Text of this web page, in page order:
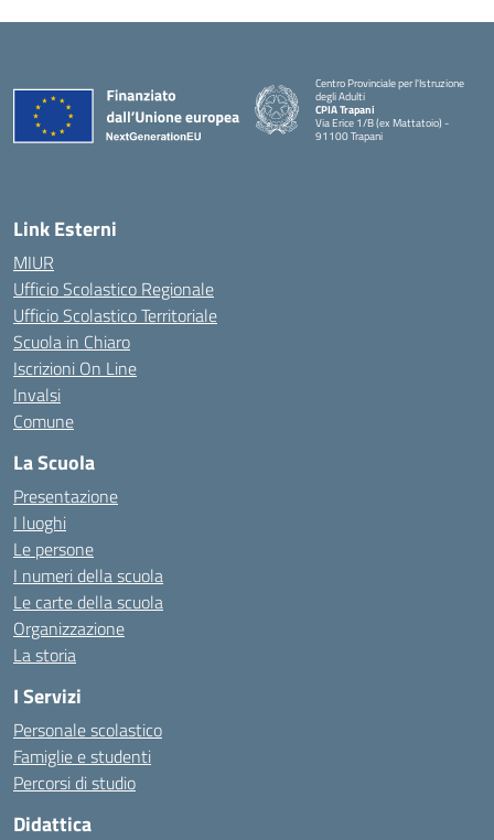
Centro Provinciale per l'Istruzione
degli Adulti
CPIA Trapani
Via Erice 1/B (ex Mattatoio) -
91100 Trapani
Link Esterni
MIUR
Ufficio Scolastico Regionale
Ufficio Scolastico Territoriale
Scuola in Chiaro
Iscrizioni On Line
Invalsi
Comune
La Scuola
Presentazione
I luoghi
Le persone
I numeri della scuola
Le carte della scuola
Organizzazione
La storia
I Servizi
Personale scolastico
Famiglie e studenti
Percorsi di studio
Didattica